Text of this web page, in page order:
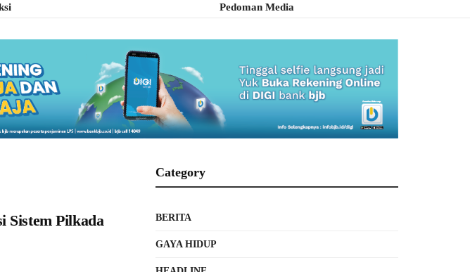
Pedoman Media
Sistem Pilkada
Category
BERITA
GAYA HIDUP